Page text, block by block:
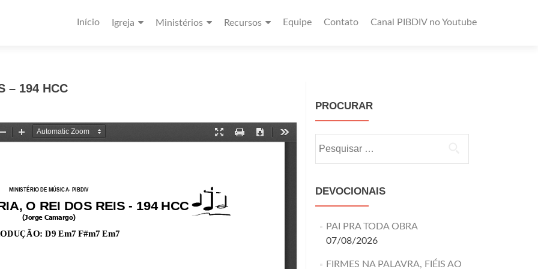
Início Igreja Ministérios Recursos Equipe Contato Canal PIBDIV no Youtube
– 194 HCC
PROCURAR
DEVOCIONAIS
PAI PRA TODA OBRA
07/08/2026
FIRMES NA PALAVRA, FIÉIS AO